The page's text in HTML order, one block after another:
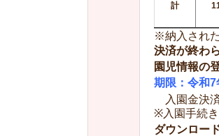
計
※納入され
決済が終わ
園児情報の
期限：令和
入園金決済
※入園手続
ダウンロー